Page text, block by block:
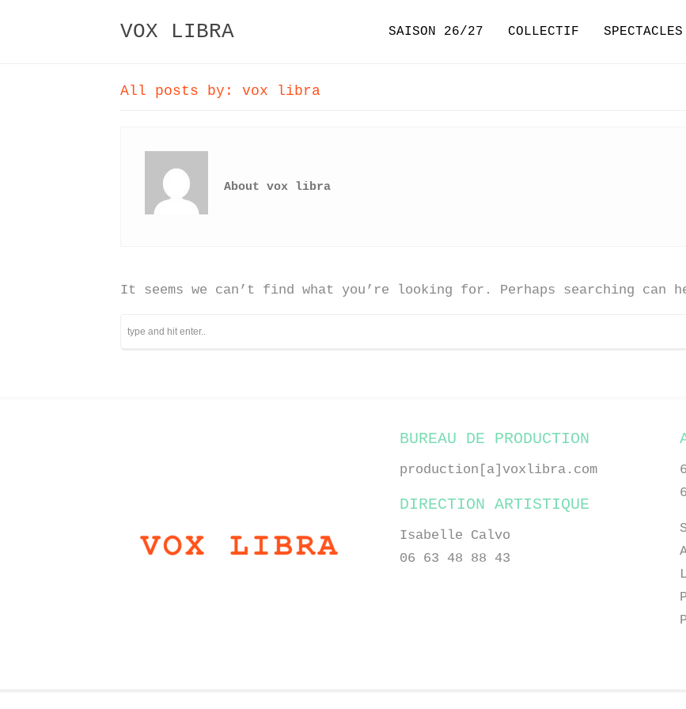
VOX LIBRA SAISON 26/27 COLLECTIF SPECTACLES
All posts by: vox libra
About vox libra
It seems we can’t find what you’re looking for. Perhaps searching can
BUREAU DE PRODUCTION
production[a]voxlibra.com
DIRECTION ARTISTIQUE
Isabelle Calvo
06 63 48 88 43